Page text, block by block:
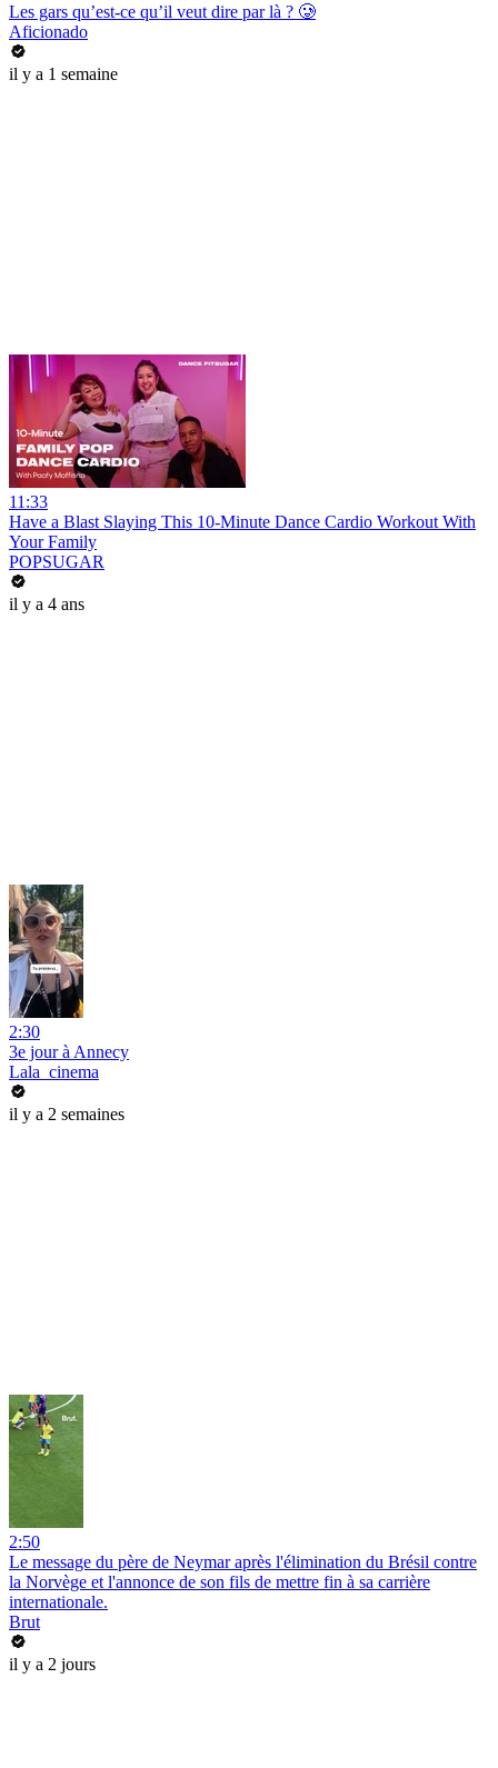
Les gars qu’est-ce qu’il veut dire par là ? 🥲
Aficionado
il y a 1 semaine
11:33
Have a Blast Slaying This 10-Minute Dance Cardio Workout With
Your Family
POPSUGAR
il y a 4 ans
2:30
3e jour à Annecy
Lala_cinema
il y a 2 semaines
2:50
Le message du père de Neymar après l'élimination du Brésil contre
la Norvège et l'annonce de son fils de mettre fin à sa carrière
internationale.
Brut
il y a 2 jours